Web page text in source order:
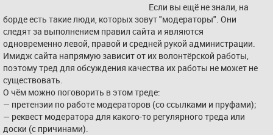
Если вы ещё не знали, на
борде есть такие люди, которых зовут "модераторы". Они
следят за выполнением правил сайта и являются
одновременно левой, правой и средней рукой администрации.
Имидж сайта напрямую зависит от их волонтёрской работы,
поэтому тред для обсуждения качества их работы не может не
существовать.
О чём можно поговорить в этом треде:
— претензии по работе модераторов (со ссылками и пруфами);
— реквест модератора для какого-то регулярного треда или
доски (с причинами).